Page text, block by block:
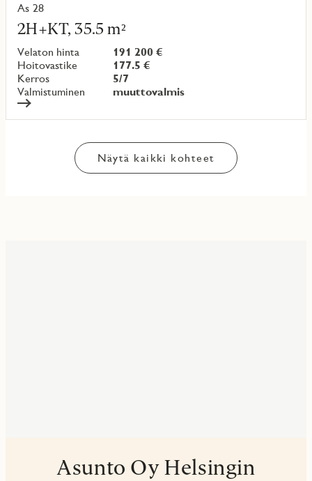
As 28
2H+KT, 35.5 m²
Velaton hinta
191 200 €
Hoitovastike
177.5 €
Kerros
5/7
Valmistuminen
muuttovalmis
Lue
lisää
kohteesta
Näytä kaikki kohteet
Asunto Oy Helsingin